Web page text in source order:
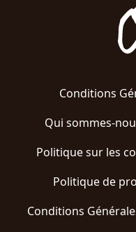
Conditions
Qui sommes-
Politique sur les
Politique de
Conditions